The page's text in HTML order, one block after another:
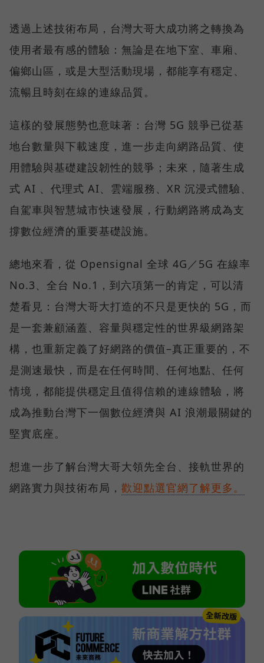
透過上述技術布局，台灣大哥大成功將之轉換為
使用者最有感的體驗：無論是在地下室、車廂、
偏鄉山區，或是大型活動現場，都能享有穩定、
流暢且時刻在線的連線品質。
這樣的發展態勢也意味著：台灣 5G 競爭已從基
地台數量與下載速度，進一步走向網路品質、使
用體驗與基礎建設韌性的競爭；未來，隨著生成
式 AI 、代理式 AI、雲端服務、XR 沉浸式體驗、
自駕車與智慧城市快速發展，行動網路將成為支
撐數位經濟的重要基礎設施。
總地來看，從 Opensignal 全球 4G／5G 在線率
No.3、全台 No.1，到六項第一的肯定，可以清
楚看見：台灣大哥大打造的不只是更快的 5G，而
是一套兼顧涵蓋、容量與穩定性的世界級網路架
構，也重新定義了好網路的價值–真正重要的，不
是測速最快，而是在任何時間、任何地點、任何
情境，都能提供穩定且值得信賴的連線體驗，將
成為推動台灣下一個數位經濟與 AI 浪潮最關鍵的
堅實底座。
想進一步了解台灣大哥大領先全台、接軌世界的
網路實力與技術布局， 歡迎點選官網了解更多。